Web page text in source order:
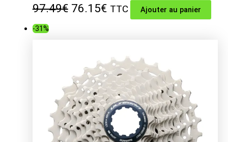
97.49€ Le
était :
97.49€.
76.15€Le
est :
76.15€.
TTC Ajouter au panier
-31%